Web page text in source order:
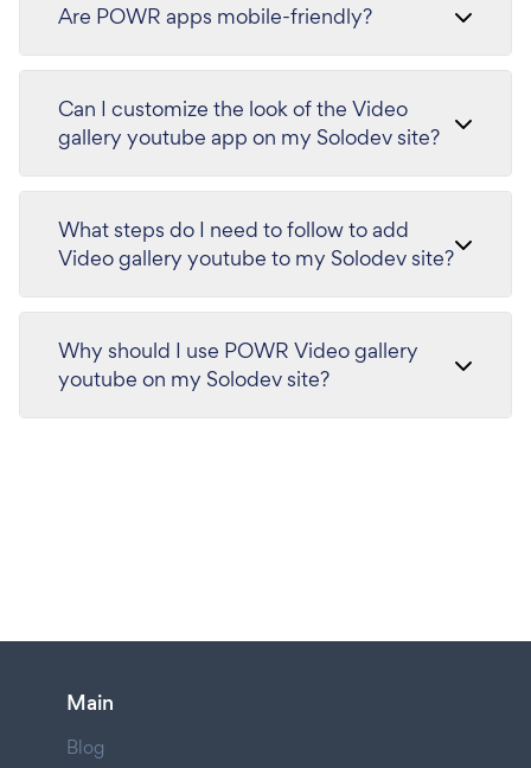
Are POWR apps mobile-friendly?
Can I customize the look of the Video
gallery youtube app on my Solodev site?
What steps do I need to follow to add
Video gallery youtube to my Solodev site?
Why should I use POWR Video gallery
youtube on my Solodev site?
Main
Blog